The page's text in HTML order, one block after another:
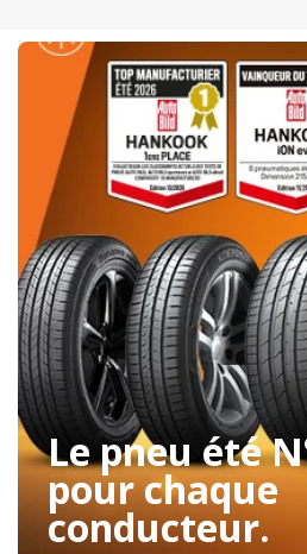
Le pneu été
pour chaque
conducteur.